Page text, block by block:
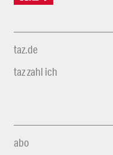
taz.de
taz zahl ich
abo